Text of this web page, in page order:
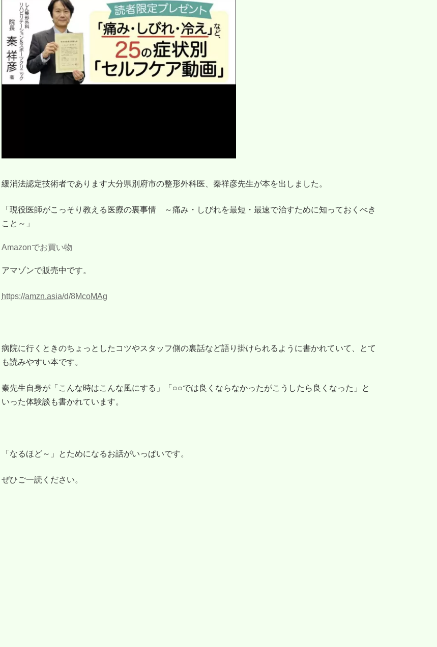
緩消法認定技術者であります大分県別府市の整形外科医、秦祥彦先生が本を出しました。
「現役医師がこっそり教える医療の裏事情 ～痛み・しびれを最短・最速で治すために知っておくべき
こと～」
Amazonでお買い物
アマゾンで販売中です。
https://amzn.asia/d/8McoMAg
病院に行くときのちょっとしたコツやスタッフ側の裏話など語り掛けられるように書かれていて、とて
も読みやすい本です。
秦先生自身が「こんな時はこんな風にする」「○○では良くならなかったがこうしたら良くなった」と
いった体験談も書かれています。
「なるほど～」とためになるお話がいっぱいです。
ぜひご一読ください。